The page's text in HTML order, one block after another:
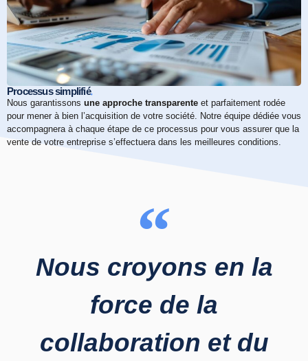
Processus simplifié.
Nous garantissons une approche transparente et parfaitement rodée
pour mener à bien l’acquisition de votre société. Notre équipe dédiée vous
accompagnera à chaque étape de ce processus pour vous assurer que la
vente de votre entreprise s’effectuera dans les meilleures conditions.
Nous croyons en la
force de la
collaboration et du